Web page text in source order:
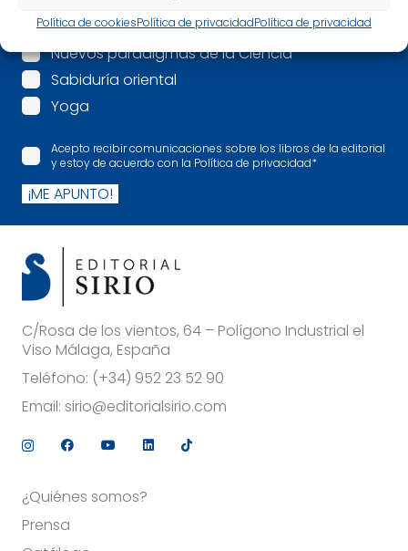
Política de cookiesPolítica de privacidadPolítica de privacidad
Más allá
Nuevos paradigmas de la Ciencia
Sabiduría oriental
Yoga
Acepto recibir comunicaciones sobre los libros de la editorial
y estoy de acuerdo con la Política de privacidad*
¡ME APUNTO!
C/Rosa de los vientos, 64 – Polígono Industrial el
Viso Málaga, España
Teléfono: (+34) 952 23 52 90
Email: sirio@editorialsirio.com
¿Quiénes somos?
Prensa